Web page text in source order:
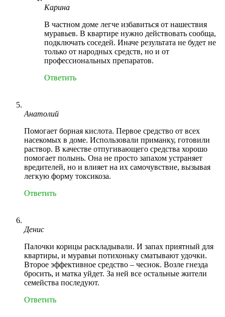
Карина
В частном доме легче избавиться от нашествия
муравьев. В квартире нужно действовать сообща,
подключать соседей. Иначе результата не будет не
только от народных средств, но и от
профессиональных препаратов.
Ответить
Анатолий
Помогает борная кислота. Первое средство от всех
насекомых в доме. Использовали приманку, готовили
раствор. В качестве отпугивающего средства хорошо
помогает полынь. Она не просто запахом устраняет
вредителей, но и влияет на их самочувствие, вызывая
легкую форму токсикоза.
Ответить
Денис
Палочки корицы раскладывали. И запах приятный для
квартиры, и муравьи потихоньку сматывают удочки.
Второе эффективное средство – чеснок. Возле гнезда
бросить, и матка уйдет. За ней все остальные жители
семейства последуют.
Ответить